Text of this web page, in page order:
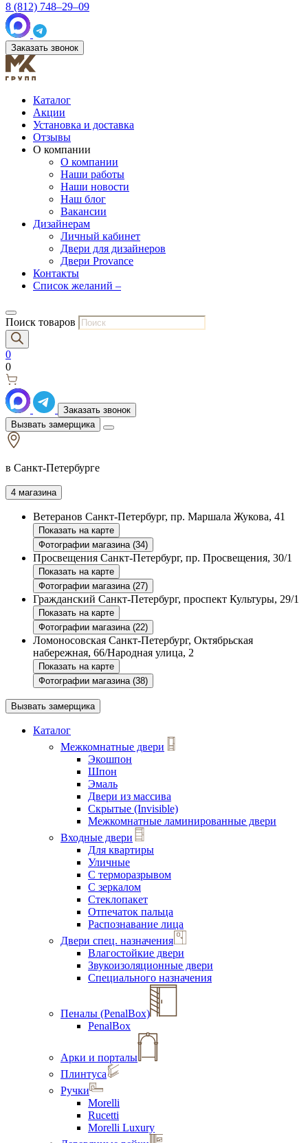
8 (812) 748–29–09
Заказать звонок
Каталог
Акции
Установка и доставка
Отзывы
О компании
О компании
Наши работы
Наши новости
Наш блог
Вакансии
Дизайнерам
Личный кабинет
Двери для дизайнеров
Двери Provance
Контакты
Список желаний –
Поиск товаров
0
0
Заказать звонок
Вызвать замерщика
в Санкт-Петербурге
4 магазина
Ветеранов Санкт-Петербург, пр. Маршала Жукова, 41
Показать на карте
Фотографии магазина (34)
Просвещения Санкт-Петербург, пр. Просвещения, 30/1
Показать на карте
Фотографии магазина (27)
Гражданский Санкт-Петербург, проспект Культуры, 29/1
Показать на карте
Фотографии магазина (22)
Ломоносовская Санкт-Петербург, Октябрьская
набережная, 66/Народная улица, 2
Показать на карте
Фотографии магазина (38)
Вызвать замерщика
Каталог
Межкомнатные двери
Экошпон
Шпон
Эмаль
Двери из массива
Скрытые (Invisible)
Межкомнатные ламинированные двери
Входные двери
Для квартиры
Уличные
С терморазрывом
С зеркалом
Стеклопакет
Отпечаток пальца
Распознавание лица
Двери спец. назначения
Влагостойкие двери
Звукоизоляционные двери
Специального назначения
Пеналы (PenalBox)
PenalBox
Арки и порталы
Плинтуса
Ручки
Morelli
Rucetti
Morelli Luxury